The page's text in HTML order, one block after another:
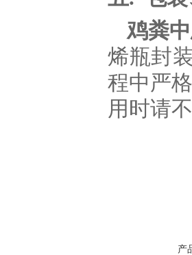
鸡粪
烯瓶封
程中严
用时请
产